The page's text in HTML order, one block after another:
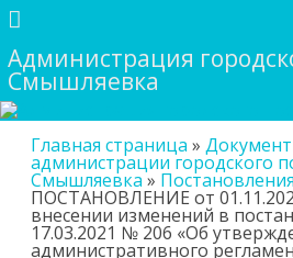
Администрация
Смышляевка
to
Главная страница »
администрации городского
Смышляевка» Постановления
ПОСТАНОВЛЕНИЕ от
внесении изменений в
17.03.2021 № 206 «Об
административного